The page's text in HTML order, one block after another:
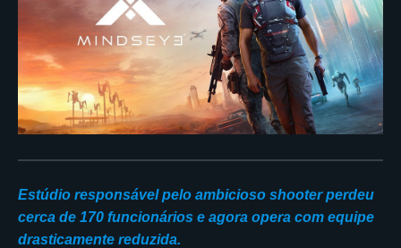
Estúdio responsável pelo ambicioso shooter perdeu
cerca de 170 funcionários e agora opera com equipe
drasticamente reduzida.